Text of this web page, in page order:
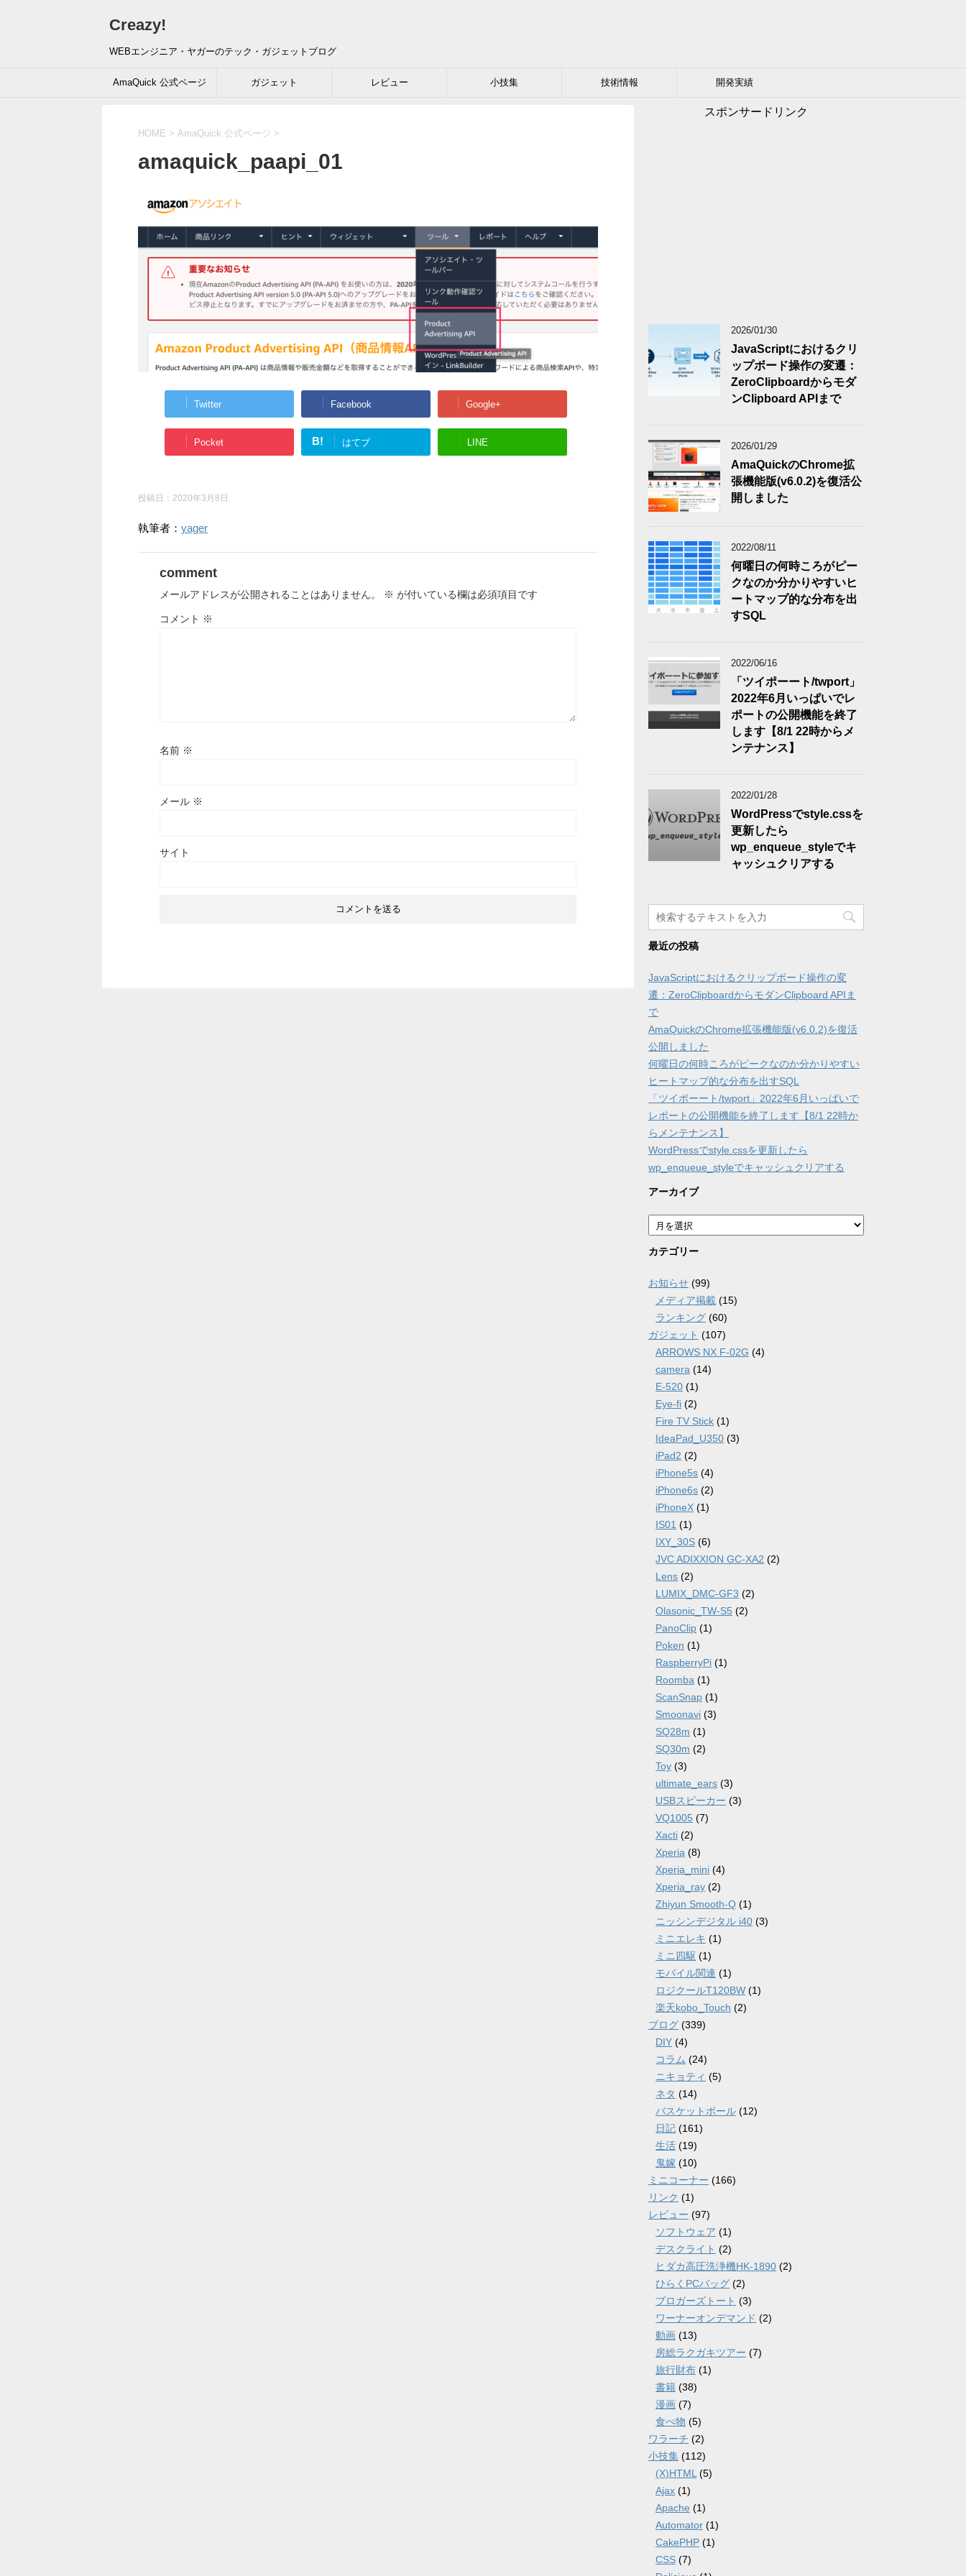
Creazy!
WEBエンジニア・ヤガーのテック・ガジェットブログ
AmaQuick 公式ページ ガジェット レビュー 小技集 技術情報 開発実績
HOME > AmaQuick 公式ページ >
amaquick_paapi_01
Twitter Facebook Google+
Pocket B! はてブ LINE
投稿日： 2020年3月8日
執筆者： yager
comment
メールアドレスが公開されることはありません。 ※ が付いている欄は必須項目です
コメント ※
名前 ※
メール ※
サイト
スポンサードリンク
2026/01/30
JavaScriptにおけるクリ
ップボード操作の変遷：
ZeroClipboardからモダ
ンClipboard APIまで
2026/01/29
AmaQuickのChrome拡
張機能版(v6.0.2)を復活公
開しました
2022/08/11
何曜日の何時ころがピー
クなのか分かりやすいヒ
ートマップ的な分布を出
すSQL
2022/06/16
「ツイポーート/twport」
2022年6月いっぱいでレ
ポートの公開機能を終了
します【8/1 22時からメ
ンテナンス】
2022/01/28
WordPressでstyle.cssを
更新したら
wp_enqueue_styleでキ
ャッシュクリアする
最近の投稿
JavaScriptにおけるクリップボード操作の変
遷：ZeroClipboardからモダンClipboard APIま
で
AmaQuickのChrome拡張機能版(v6.0.2)を復活
公開しました
何曜日の何時ころがピークなのか分かりやすい
ヒートマップ的な分布を出すSQL
「ツイポーート/twport」2022年6月いっぱいで
レポートの公開機能を終了します【8/1 22時か
らメンテナンス】
WordPressでstyle.cssを更新したら
wp_enqueue_styleでキャッシュクリアする
アーカイブ
ア
ー
カ
ブ
カテゴリー
お知らせ (99)
メディア掲載 (15)
ランキング (60)
ガジェット (107)
ARROWS NX F-02G (4)
camera (14)
E-520 (1)
Eye-fi (2)
Fire TV Stick (1)
IdeaPad_U350 (3)
iPad2 (2)
iPhone5s (4)
iPhone6s (2)
iPhoneX (1)
IS01 (1)
IXY_30S (6)
JVC ADIXXION GC-XA2 (2)
Lens (2)
LUMIX_DMC-GF3 (2)
Olasonic_TW-S5 (2)
PanoClip (1)
Poken (1)
RaspberryPi (1)
Roomba (1)
ScanSnap (1)
Smoonavi (3)
SQ28m (1)
SQ30m (2)
Toy (3)
ultimate_ears (3)
USBスピーカー (3)
VQ1005 (7)
Xacti (2)
Xperia (8)
Xperia_mini (4)
Xperia_ray (2)
Zhiyun Smooth-Q (1)
ニッシンデジタル i40 (3)
ミニエレキ (1)
ミニ四駆 (1)
モバイル関連 (1)
ロジクールT120BW (1)
楽天kobo_Touch (2)
ブログ (339)
DIY (4)
コラム (24)
ニキョティ (5)
ネタ (14)
バスケットボール (12)
日記 (161)
生活 (19)
鬼嫁 (10)
ミニコーナー (166)
リンク (1)
レビュー (97)
ソフトウェア (1)
デスクライト (2)
ヒダカ高圧洗浄機HK-1890 (2)
ひらくPCバッグ (2)
ブロガーズトート (3)
ワーナーオンデマンド (2)
動画 (13)
房総ラクガキツアー (7)
旅行財布 (1)
書籍 (38)
漫画 (7)
食べ物 (5)
ワラーチ (2)
小技集 (112)
(X)HTML (5)
Ajax (1)
Apache (1)
Automator (1)
CakePHP (1)
CSS (7)